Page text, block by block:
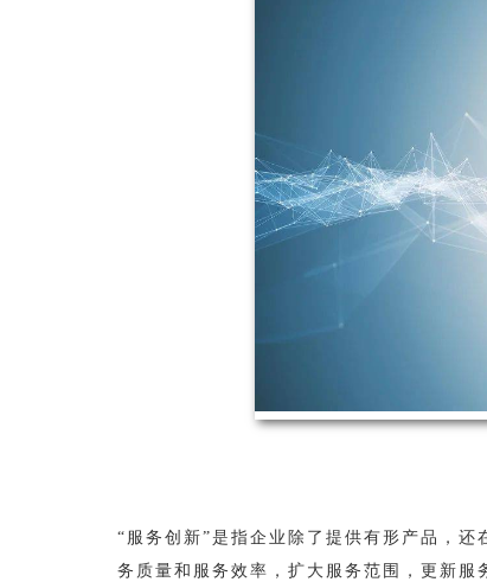
“服务创新”是指企业除了提供有形产品，
务质量和服务效率，扩大服务范围，更新